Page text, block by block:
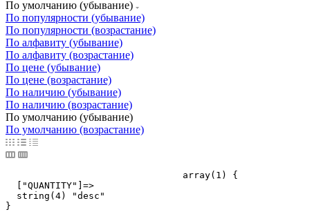
По умолчанию (убывание)
По популярности (убывание)
По популярности (возрастание)
По алфавиту (убывание)
По алфавиту (возрастание)
По цене (убывание)
По цене (возрастание)
По наличию (убывание)
По наличию (возрастание)
По умолчанию (убывание)
По умолчанию (возрастание)
  ["QUANTITY"]=>
  string(4) "desc"
}